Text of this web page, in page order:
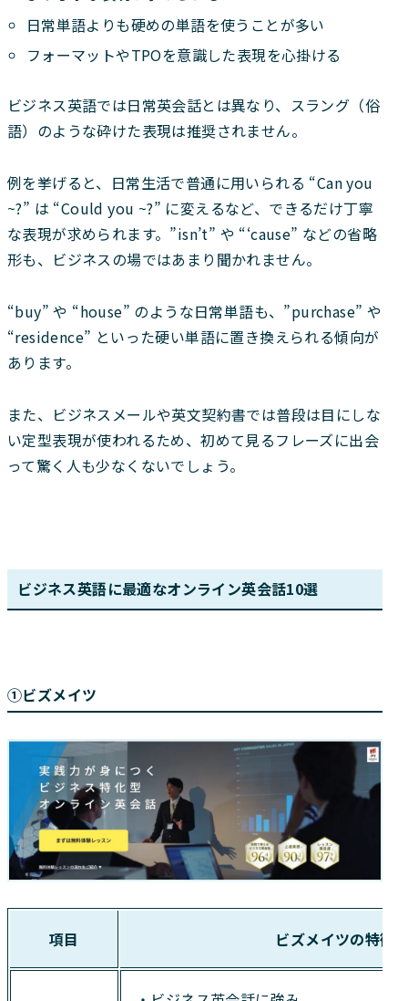
日常単語よりも硬めの単語を使うことが多い
フォーマットやTPOを意識した表現を心掛ける
ビジネス英語では日常英会話とは異なり、スラング（俗
語）のような砕けた表現は推奨されません。
例を挙げると、日常生活で普通に用いられる “Can you
~?” は “Could you ~?” に変えるなど、できるだけ丁寧
な表現が求められます。”isn’t” や “‘cause” などの省略
形も、ビジネスの場ではあまり聞かれません。
“buy” や “house” のような日常単語も、”purchase” や
“residence” といった硬い単語に置き換えられる傾向が
あります。
また、ビジネスメールや英文契約書では普段は目にしな
い定型表現が使われるため、初めて見るフレーズに出会
って驚く人も少なくないでしょう。
ビジネス英語に最適なオンライン英会話10選
①ビズメイツ
項目 ビズメイツの特徴